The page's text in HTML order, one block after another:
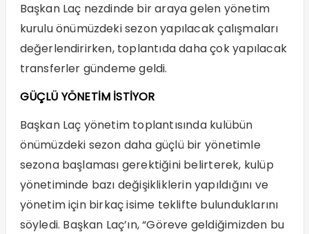
Başkan Laç nezdinde bir araya gelen yönetim
kurulu önümüzdeki sezon yapılacak çalışmaları
değerlendirirken, toplantıda daha çok yapılacak
transferler gündeme geldi.
GÜÇLÜ YÖNETİM İSTİYOR
Başkan Laç yönetim toplantısında kulübün
önümüzdeki sezon daha güçlü bir yönetimle
sezona başlaması gerektiğini belirterek, kulüp
yönetiminde bazı değişikliklerin yapıldığını ve
yönetim için birkaç isime teklifte bulunduklarını
söyledi. Başkan Laç’ın, “Göreve geldiğimizden bu